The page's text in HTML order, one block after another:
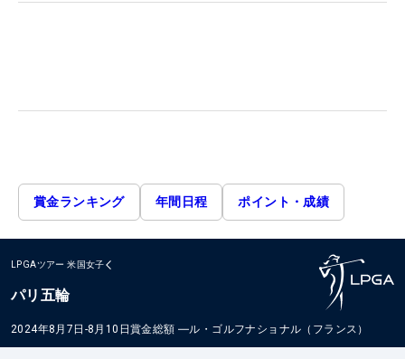
賞金ランキング 年間日程 ポイント・成績
LPGAツアー 米国女子
パリ五輪
2024年8月7日-8月10日賞金総額 ―ル・ゴルフナショナル（フランス）